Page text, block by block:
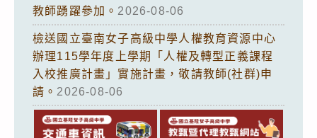
教師踴躍參加。 2026-08-06
檢送國立臺南女子高級中學人權教育資源中心
辦理115學年度上學期「人權及轉型正義課程
入校推廣計畫」實施計畫，敬請教師(社群)申
請。 2026-08-06